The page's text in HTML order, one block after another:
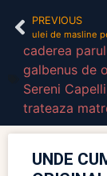
PREVIOUS
caderea
galbenus de
Sereni Capelli
trateaza
UNDE